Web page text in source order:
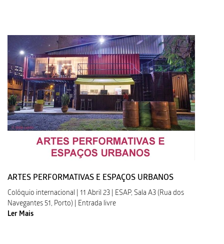
ARTES PERFORMATIVAS E ESPAÇOS URBANOS
Colóquio internacional | 11 Abril 23 | ESAP, Sala A3 (Rua dos
Navegantes 51, Porto) | Entrada livre
Ler Mais